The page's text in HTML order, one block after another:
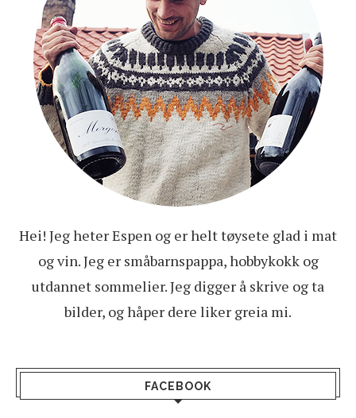
Hei! Jeg heter Espen og er helt tøysete glad i mat
og vin. Jeg er småbarnspappa, hobbykokk og
utdannet sommelier. Jeg digger å skrive og ta
bilder, og håper dere liker greia mi.
FACEBOOK